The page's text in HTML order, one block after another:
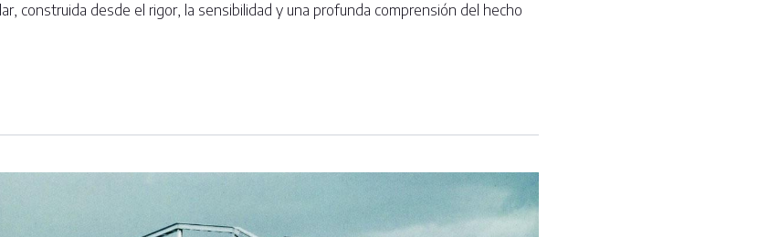
construida desde el rigor, la sensibilidad y una profunda comprensión del hecho